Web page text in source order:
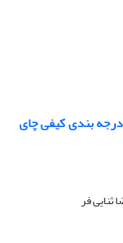
درجه بندی کیفی چای
ثنایی فر